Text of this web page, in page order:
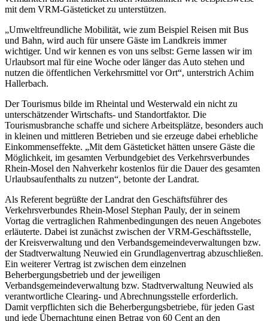
mit dem VRM-Gästeticket zu unterstützen.
„Umweltfreundliche Mobilität, wie zum Beispiel Reisen mit Bus
und Bahn, wird auch für unsere Gäste im Landkreis immer
wichtiger. Und wir kennen es von uns selbst: Gerne lassen wir im
Urlaubsort mal für eine Woche oder länger das Auto stehen und
nutzen die öffentlichen Verkehrsmittel vor Ort“, unterstrich Achim
Hallerbach.
Der Tourismus bilde im Rheintal und Westerwald ein nicht zu
unterschätzender Wirtschafts- und Standortfaktor. Die
Tourismusbranche schaffe und sichere Arbeitsplätze, besonders auch
in kleinen und mittleren Betrieben und sie erzeuge dabei erhebliche
Einkommenseffekte. „Mit dem Gästeticket hätten unsere Gäste die
Möglichkeit, im gesamten Verbundgebiet des Verkehrsverbundes
Rhein-Mosel den Nahverkehr kostenlos für die Dauer des gesamten
Urlaubsaufenthalts zu nutzen“, betonte der Landrat.
Als Referent begrüßte der Landrat den Geschäftsführer des
Verkehrsverbundes Rhein-Mosel Stephan Pauly, der in seinem
Vortag die vertraglichen Rahmenbedingungen des neuen Angebotes
erläuterte. Dabei ist zunächst zwischen der VRM-Geschäftsstelle,
der Kreisverwaltung und den Verbandsgemeindeverwaltungen bzw.
der Stadtverwaltung Neuwied ein Grundlagenvertrag abzuschließen.
Ein weiterer Vertrag ist zwischen dem einzelnen
Beherbergungsbetrieb und der jeweiligen
Verbandsgemeindeverwaltung bzw. Stadtverwaltung Neuwied als
verantwortliche Clearing- und Abrechnungsstelle erforderlich.
Damit verpflichten sich die Beherbergungsbetriebe, für jeden Gast
und jede Übernachtung einen Betrag von 60 Cent an den